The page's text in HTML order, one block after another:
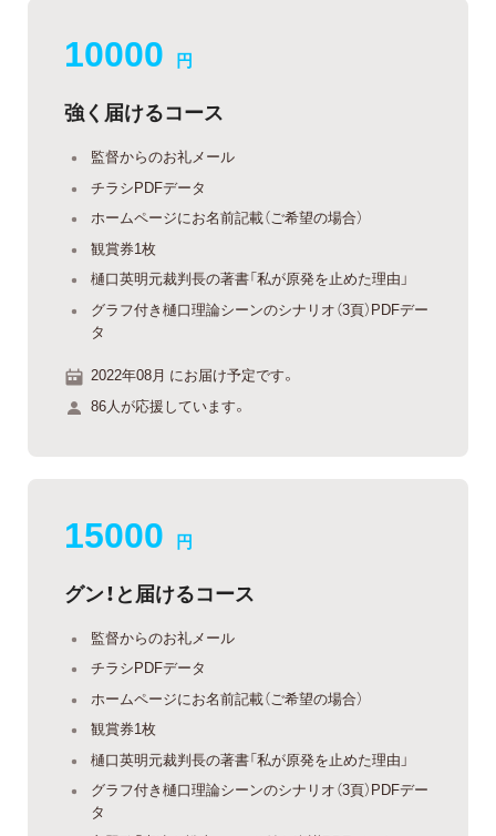
10000 円
強く届けるコース
監督からのお礼メール
チラシPDFデータ
ホームページにお名前記載（ご希望の場合）
観賞券1枚
樋口英明元裁判長の著書「私が原発を止めた理由」
グラフ付き樋口理論シーンのシナリオ（3頁）PDFデー
タ
2022年08月 にお届け予定です。
86人が応援しています。
15000 円
グン！と届けるコース
監督からのお礼メール
チラシPDFデータ
ホームページにお名前記載（ご希望の場合）
観賞券1枚
樋口英明元裁判長の著書「私が原発を止めた理由」
グラフ付き樋口理論シーンのシナリオ（3頁）PDFデー
タ